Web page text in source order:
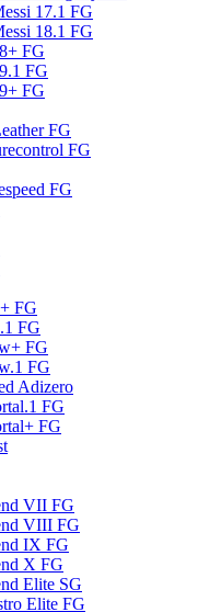
17.1 FG
18.1 FG
FG
FG
FG
FG
FG
FG
FG
FG
FG
FG
Adizero
FG
FG
VII FG
VIII FG
IX FG
X FG
Elite SG
Elite FG